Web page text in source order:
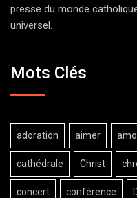
presse du monde
universel.
Mots Clés
adoration aimer
cathédrale Christ
concert conférence